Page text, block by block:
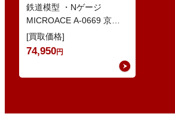
どの鉄道模型
鉄道模型 ・Nゲージ
MICROACE A-0669 京阪
8030系 ・Nゲージ
GREENMAX 組立キ…
[買取価格]
74,950円